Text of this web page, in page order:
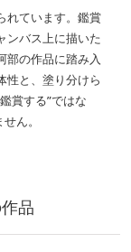
れています。鑑賞
ンバス上に描いた
部の作品に踏み入
性と、塗り分けら
賞する”ではな
ん。
品